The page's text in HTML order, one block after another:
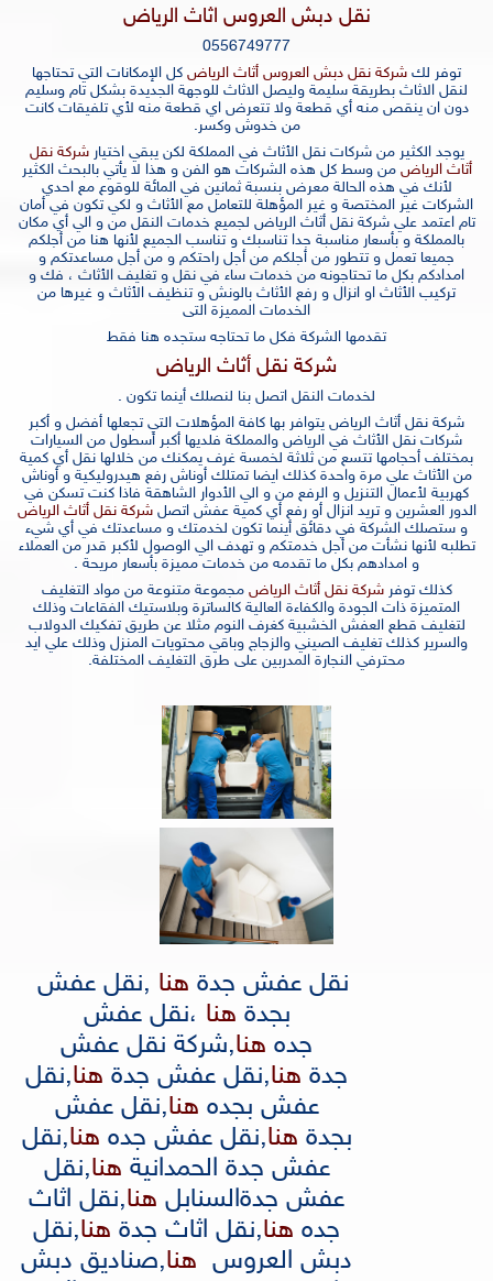
نقل دبش العروس اثاث الرياض
0556749777
توفر لك شركة نقل دبش العروس أثاث الرياض كل الإمكانات التي تحتاجها
لنقل الاثاث بطريقة سليمة وليصل الاثاث للوجهة الجديدة بشكل تام وسليم
دون ان ينقص منه أي قطعة ولا تتعرض اي قطعة منه لأي تلفيقات كانت
من خدوش وكسر.
يوجد الكثير من شركات نقل الأثاث في المملكة لكن يبقي اختيارشركة نقل
أثاث الرياض من وسط كل هذه الشركات هو الفن و هذا لا يأتي بالبحث الكثير
لأنك في هذه الحالة معرض بنسبة ثمانين في المائة للوقوع مع احدي
الشركات غير المختصة و غير المؤهلة للتعامل مع الأثاث و لكي تكون في أمان
تام اعتمد علي شركة نقل أثاث الرياض لجميع خدمات النقل من و الي أي مكان
بالمملكة و بأسعار مناسبة جدا تناسبك و تناسب الجميع لأنها هنا من أجلكم
جميعا تعمل و تتطور من أجلكم من أجل راحتكم و من أجل مساعدتكم و
امدادكم بكل ما تحتاجونه من خدمات ساء في نقل و تغليف الأثاث ، فك و
تركيب الأثاث او انزال و رفع الأثاث بالونش و تنظيف الأثاث و غيرها من
الخدمات المميزة التى
تقدمها الشركة فكل ما تحتاجه ستجده هنا فقط
شركة نقل أثاث الرياض
لخدمات النقل اتصل بنا لنصلك أينما تكون .
شركة نقل أثاث الرياض يتوافر بها كافة المؤهلات التي تجعلها أفضل و أكبر
شركات نقل الأثاث في الرياض والمملكة فلديها أكبر أسطول من السيارات
بمختلف أحجامها تتسع من ثلاثة لخمسة غرف يمكنك من خلالها نقل أي كمية
من الأثاث علي مرة واحدة كذلك ايضا تمتلك أوناش رفع هيدروليكية و أوناش
كهربية لأعمال التنزيل و الرفع من و الي الأدوار الشاهقة فاذا كنت تسكن في
الدور العشرين و تريد انزال أو رفع أي كمية عفش اتصلشركة نقل أثاث الرياض
و ستصلك الشركة في دقائق أينما تكون لخدمتك و مساعدتك في أي شيء
تطلبه لأنها نشأت من أجل خدمتكم و تهدف الي الوصول لأكبر قدر من العملاء
و امدادهم بكل ما تقدمه من خدمات مميزة بأسعار مريحة .
كذلك توفرشركة نقل أثاث الرياض مجموعة متنوعة من مواد التغليف
المتميزة ذات الجودة والكفاءة العالية كالساترة وبلاستيك الفقاعات وذلك
لتغليف قطع العفش الخشبية كغرف النوم مثلا عن طريق تفكيك الدولاب
والسرير كذلك تغليف الصيني والزجاج وباقي محتويات المنزل وذلك علي ايد
محترفي النجارة المدربين على طرق التغليف المختلفة.
نقل عفش جدة هنا ,نقل عفش
بجدة هنا ،نقل عفش
جده هنا,شركة نقل عفش
جدة هنا,نقل عفش جدة هنا,نقل
عفش بجده هنا,نقل عفش
بجدة هنا,نقل عفش جده هنا,نقل
عفش جدة الحمدانية هنا,نقل
عفش جدةالسنابل هنا,نقل اثاث
جده هنا,نقل اثاث جدة هنا,نقل
دبش العروس هنا,صناديق دبش